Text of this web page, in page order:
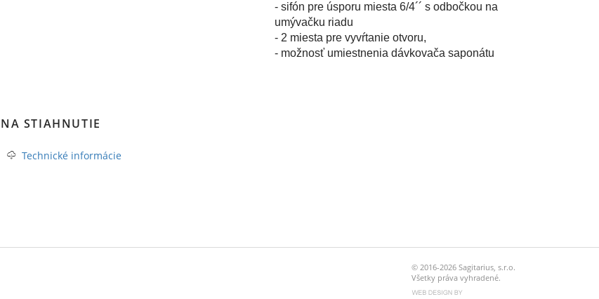
- sifón pre úsporu miesta 6/4´´ s odbočkou na
umývačku riadu
- 2 miesta pre vyvŕtanie otvoru,
- možnosť umiestnenia dávkovača saponátu
NA STIAHNUTIE
Technické informácie
© 2016-2026 Sagitarius, s.r.o.
Všetky práva vyhradené.